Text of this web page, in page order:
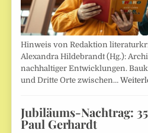
Hinweis von Redaktion
Alexandra Hildebrandt (Hg.):
nachhaltiger Entwicklungen.
und Dritte Orte zwischen…
Jubiläums-Nachtrag:
Paul Gerhardt